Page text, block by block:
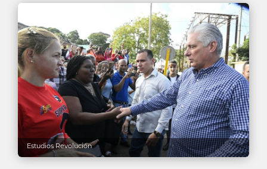
Estudios Revolución